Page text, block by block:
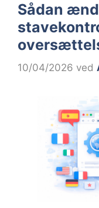
Sådan
10/04/2026 ved